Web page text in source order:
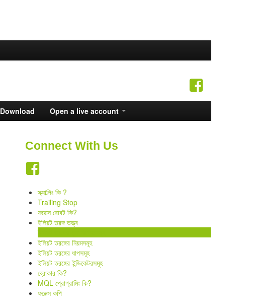
Download Open a live account
Connect With Us
স্ক্যাল্পিং কি ?
Trailing Stop
ফরেক্স রোবট কি?
ইলিয়ট তরঙ্গ তত্ত্ব
ইলিয়ট তরঙ্গের নিয়মসমূহ
ইলিয়ট তরঙ্গের ধাপসমূহ
ইলিয়ট তরঙ্গের ইন্ডিকেটরসমূহ
ব্রোকার কি?
MQL প্রোগ্রামিং কি?
ফরেক্স কপি